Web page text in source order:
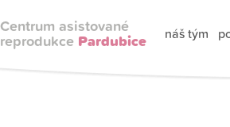
Centrum asistované
reprodukce Pardubice náš tým